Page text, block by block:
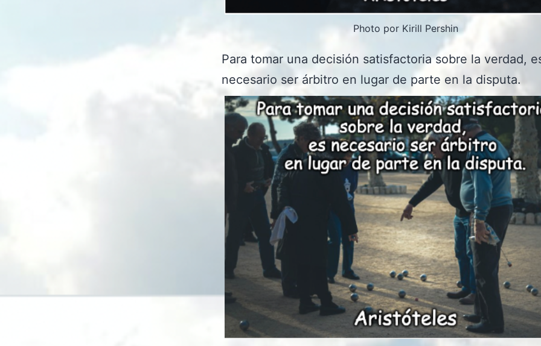
Photo por Kirill Pershin
Para tomar una decisión satisfactoria sobre la verdad,
necesario ser árbitro en lugar de parte en la disputa.